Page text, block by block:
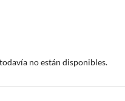
no están disponibles.